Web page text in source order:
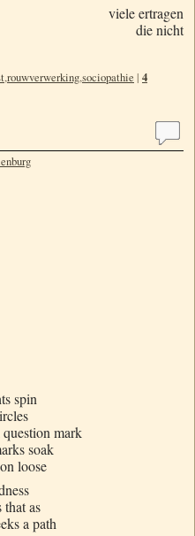
viele ertragen
die nicht
,rouwverwerking,sociopathie | 4
spin
mark
soak
loose
that as
a path